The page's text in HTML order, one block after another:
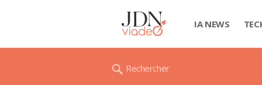
IA NEWS
Rechercher